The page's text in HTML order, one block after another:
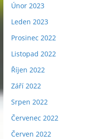
Únor 2023
Leden 2023
Prosinec 2022
Listopad 2022
Říjen 2022
Září 2022
Srpen 2022
Červenec 2022
Červen 2022